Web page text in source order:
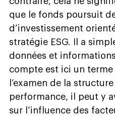
que le fonds poursuit
d’investissement
stratégie ESG. Il a
données et
compte est ici un
l’examen de la
performance, il peut y
sur l’influence des